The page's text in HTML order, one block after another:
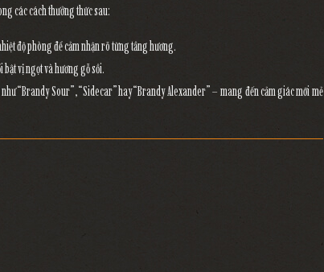
các cách thưởng thức sau:
độ phòng để cảm nhận rõ từng tầng hương.
vị ngọt và hương gỗ sồi.
“Brandy Sour”, “Sidecar” hay “Brandy Alexander” – mang đến cảm giác mới mẻ